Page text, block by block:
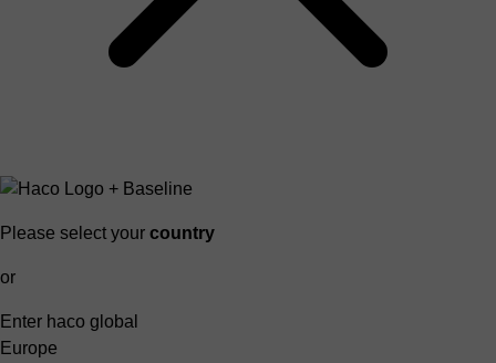
Please select your country
or
Enter haco global
Europe